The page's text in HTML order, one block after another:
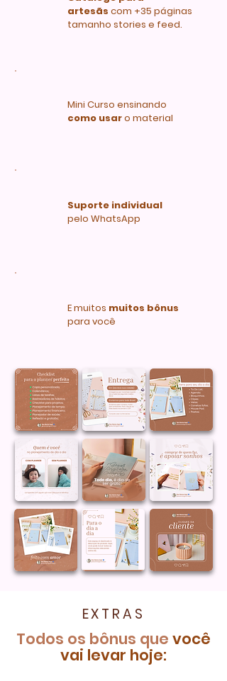
artesãs com +35 páginas
tamanho stories e feed.
Mini Curso ensinando
como usaro material
Suporte individual
pelo WhatsApp
E muitos muitos bônus
para você
EXTRAS
Todos os bônus que você
vai levar hoje:​